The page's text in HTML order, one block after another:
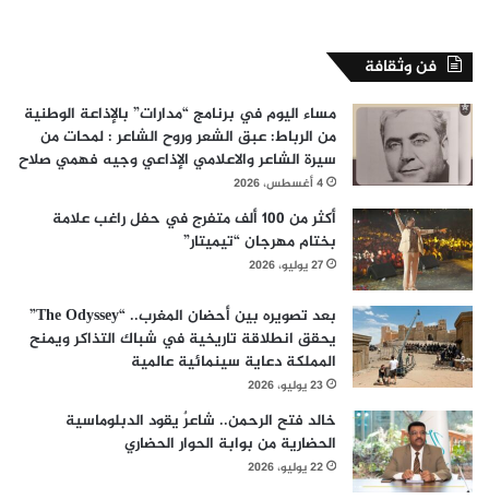
فن وثقافة
مساء اليوم في برنامج “مدارات” بالإذاعة الوطنية
من الرباط: عبق الشعر وروح الشاعر : لمحات من
سيرة الشاعر والاعلامي الإذاعي وجيه فهمي صلاح
4 أغسطس، 2026
أكثر من 100 ألف متفرج في حفل راغب علامة
بختام مهرجان “تيميتار”
27 يوليو، 2026
بعد تصويره بين أحضان المغرب.. “The Odyssey”
يحقق انطلاقة تاريخية في شباك التذاكر ويمنح
المملكة دعاية سينمائية عالمية
23 يوليو، 2026
خالد فتح الرحمن.. شاعرٌ يقود الدبلوماسية
الحضارية من بوابة الحوار الحضاري
22 يوليو، 2026